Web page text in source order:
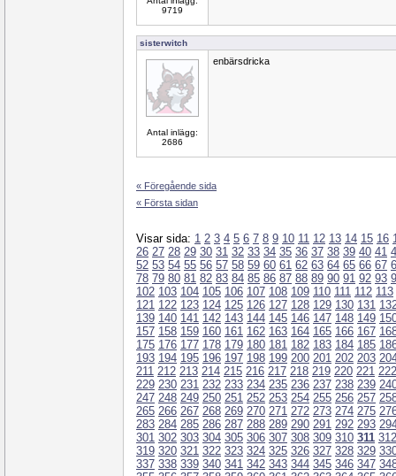
9719
sisterwitch
Antal inlägg:
2686
enbärsdricka
« Föregående sida
« Första sidan
Visar sida: 1 2 3 4 5 6 7 8 9 10 11 12 13 14 15 16
26 27 28 29 30 31 32 33 34 35 36 37 38 39 40 41
52 53 54 55 56 57 58 59 60 61 62 63 64 65 66 67
78 79 80 81 82 83 84 85 86 87 88 89 90 91 92 93
102 103 104 105 106 107 108 109 110 111 112 113
121 122 123 124 125 126 127 128 129 130 131
139 140 141 142 143 144 145 146 147 148 149
157 158 159 160 161 162 163 164 165 166 167
175 176 177 178 179 180 181 182 183 184 185
193 194 195 196 197 198 199 200 201 202 203
211 212 213 214 215 216 217 218 219 220 221 222
229 230 231 232 233 234 235 236 237 238 239
247 248 249 250 251 252 253 254 255 256 257
265 266 267 268 269 270 271 272 273 274 275
283 284 285 286 287 288 289 290 291 292 293
301 302 303 304 305 306 307 308 309 310 311 312
319 320 321 322 323 324 325 326 327 328 329
337 338 339 340 341 342 343 344 345 346 347